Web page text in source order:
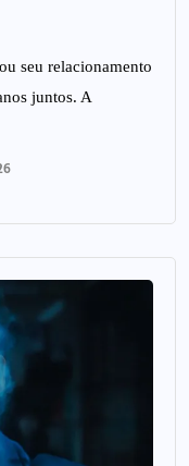
seu relacionamento
juntos. A